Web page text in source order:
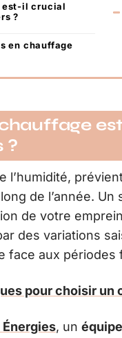
est-il crucial
?
en chauffage
?
l’humidité,
de l’année.
de votre
des variations
face aux
pour choisir un
, un